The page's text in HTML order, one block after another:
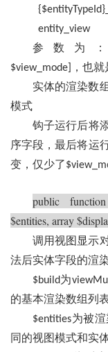
entity_view
参数为
$view_mode]
，也就
实体的渲染数
模式
钩子运行后将
序字段，最后将运
变，仅少了
public
$entities, array
调用视图显示
法后实体字段的渲
$build为
的基本渲染数组列
$entities为被
同的视图模式和实